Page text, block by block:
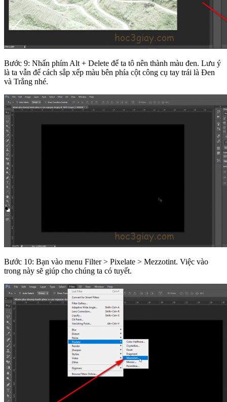
Bước 9: Nhấn phím Alt + Delete để ta tô nên thành màu đen. Lưu ý
là ta vẫn để cách sắp xếp màu bên phía cột công cụ tay trái là Đen
và Trắng nhé.
Bước 10: Bạn vào menu Filter > Pixelate > Mezzotint. Việc vào
trong này sẽ giúp cho chúng ta có tuyết.